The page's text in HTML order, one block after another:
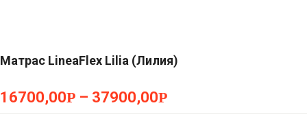
Матрас LineaFlex Lilia (Лилия)
16700,00Р – 37900,00Р